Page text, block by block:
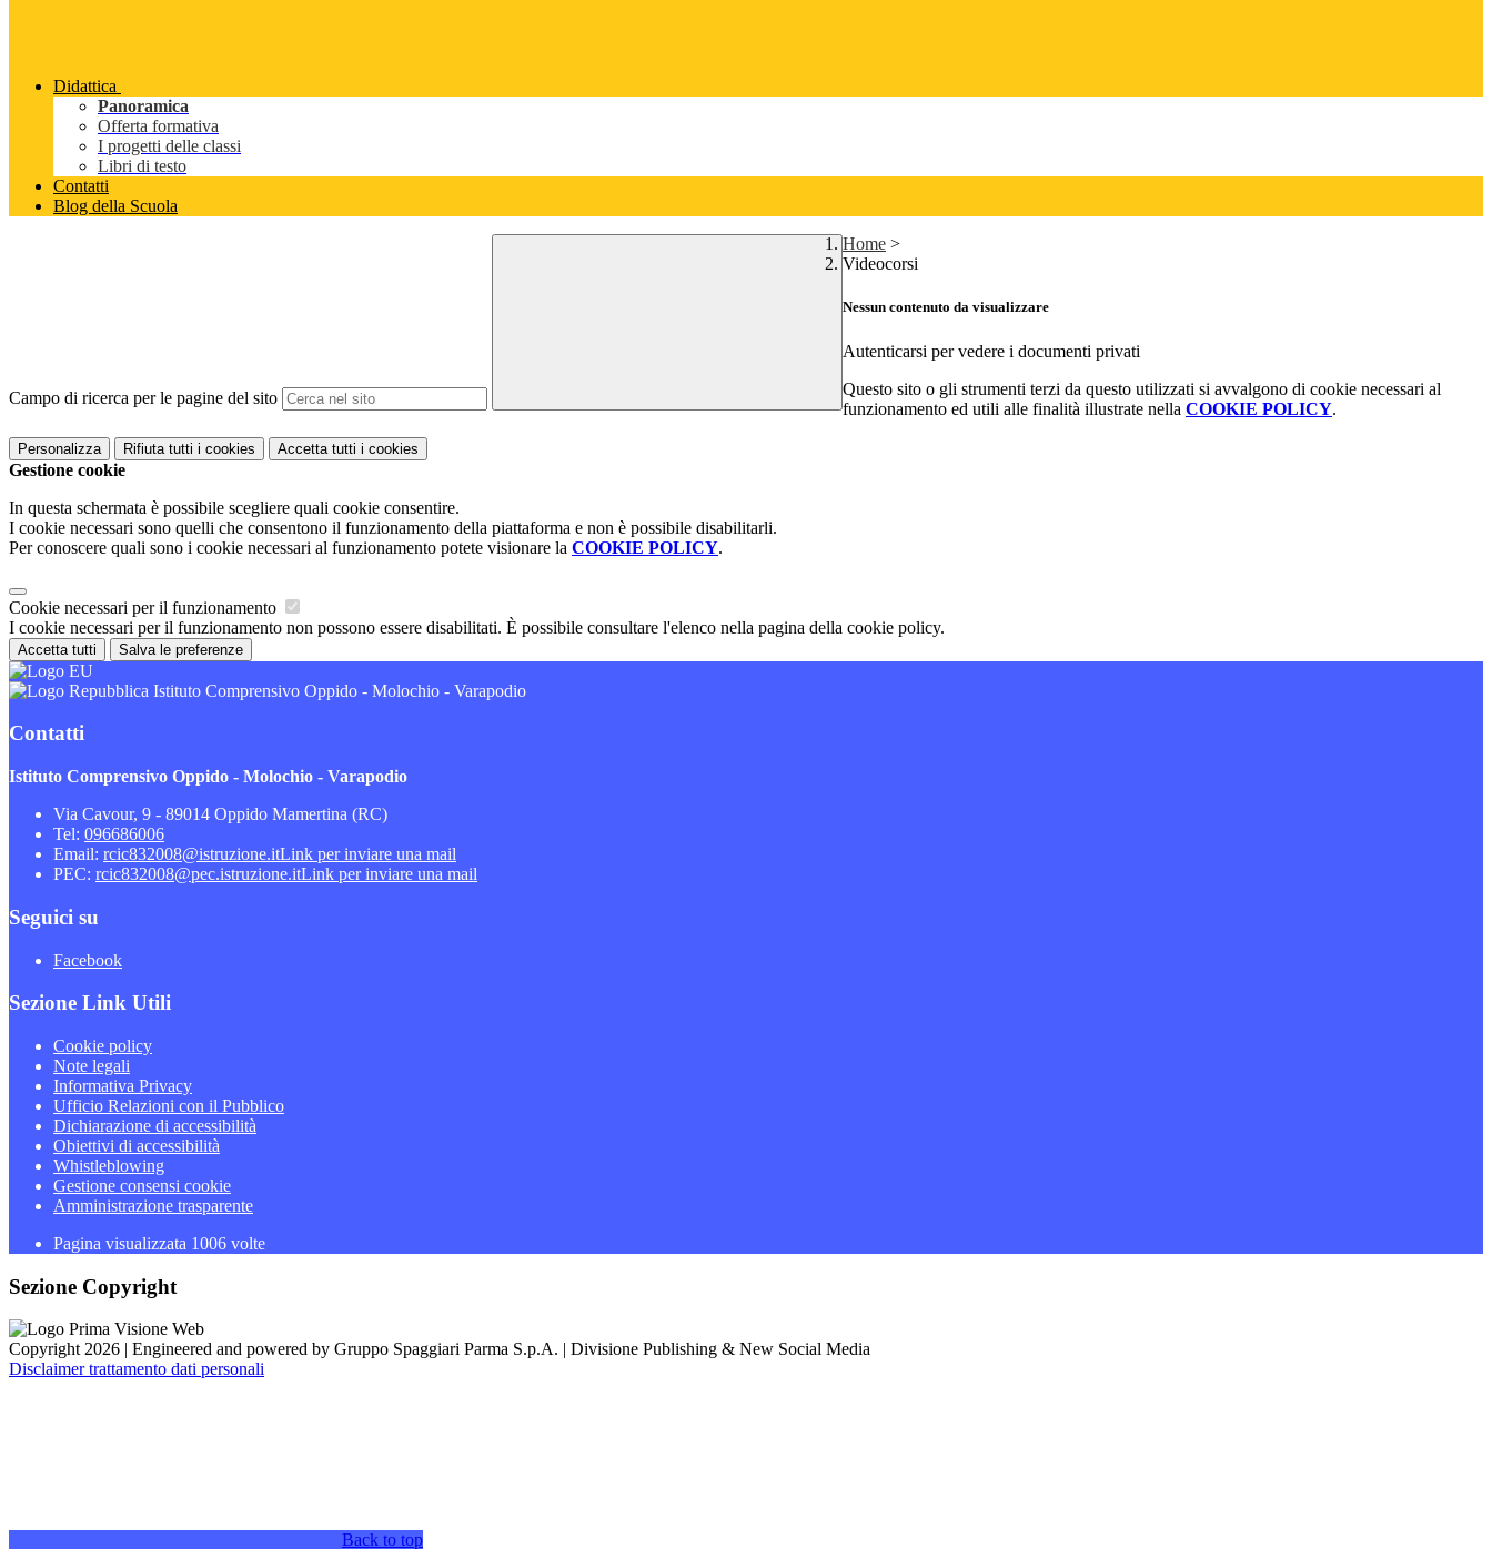
Didattica
Panoramica
Offerta formativa
I progetti delle classi
Libri di testo
Contatti
Blog della Scuola
Campo di ricerca per le pagine del sito
Home >
Videocorsi
Nessun contenuto da visualizzare
Autenticarsi per vedere i documenti privati
Questo sito o gli strumenti terzi da questo utilizzati si avvalgono di cookie necessari al
funzionamento ed utili alle finalità illustrate nella COOKIE POLICY.
Personalizza Rifiuta tutti i cookies Accetta tutti i cookies
Gestione cookie
In questa schermata è possibile scegliere quali cookie consentire.
I cookie necessari sono quelli che consentono il funzionamento della piattaforma e non è possibile disabilitarli.
Per conoscere quali sono i cookie necessari al funzionamento potete visionare la COOKIE POLICY.
Cookie necessari per il funzionamento
I cookie necessari per il funzionamento non possono essere disabilitati. È possibile consultare l'elenco nella pagina della cookie policy.
Accetta tutti Salva le preferenze
Istituto Comprensivo Oppido - Molochio - Varapodio
Contatti
Istituto Comprensivo Oppido - Molochio - Varapodio
Via Cavour, 9 - 89014 Oppido Mamertina (RC)
Tel: 096686006
Email: rcic832008@istruzione.itLink per inviare una mail
PEC: rcic832008@pec.istruzione.itLink per inviare una mail
Seguici su
Facebook
Sezione Link Utili
Cookie policy
Note legali
Informativa Privacy
Ufficio Relazioni con il Pubblico
Dichiarazione di accessibilità
Obiettivi di accessibilità
Whistleblowing
Gestione consensi cookie
Amministrazione trasparente
Pagina visualizzata 1006 volte
Sezione Copyright
Copyright 2026 | Engineered and powered by Gruppo Spaggiari Parma S.p.A. | Divisione Publishing & New Social Media
Disclaimer trattamento dati personali
Back to top